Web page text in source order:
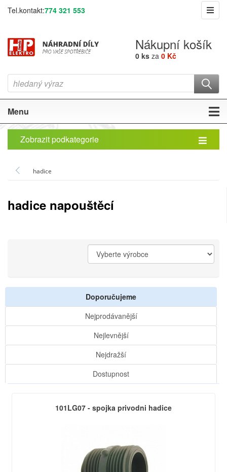
Tel.kontakt:774 321 553
Nákupní košík
0 ks za 0 Kč
Menu
Zobrazit podkategorie
hadice
hadice napouštěcí
Doporučujeme
Nejprodávanější
Nejlevnější
Nejdražší
Dostupnost
101LG07 - spojka privodni hadice